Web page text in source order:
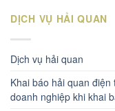
DỊCH VỤ HẢI QUAN
Dịch vụ hải quan
Khai báo hải quan
doanh nghiệp khi khai